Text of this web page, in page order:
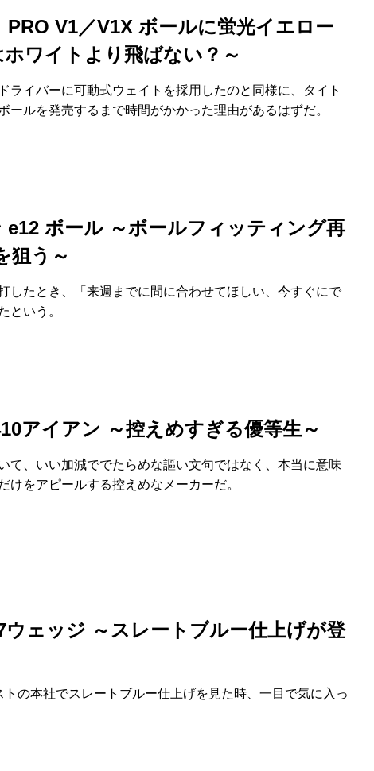
V1／V1X ボールに蛍光イエロー
ワイトより飛ばない？～
ライバーに可動式ウェイトを採用したのと同様に、タイト
ールを発売するまで時間がかかった理由があるはずだ。
e12 ボール ～ボールフィッティング再
狙う～
したとき、「来週までに間に合わせてほしい、今すぐにで
という。
アイアン ～控えめすぎる優等生～
て、いい加減ででたらめな謳い文句ではなく、本当に意味
けをアピールする控えめなメーカーだ。
ウェッジ ～スレートブルー仕上げが登
の本社でスレートブルー仕上げを見た時、一目で気に入っ